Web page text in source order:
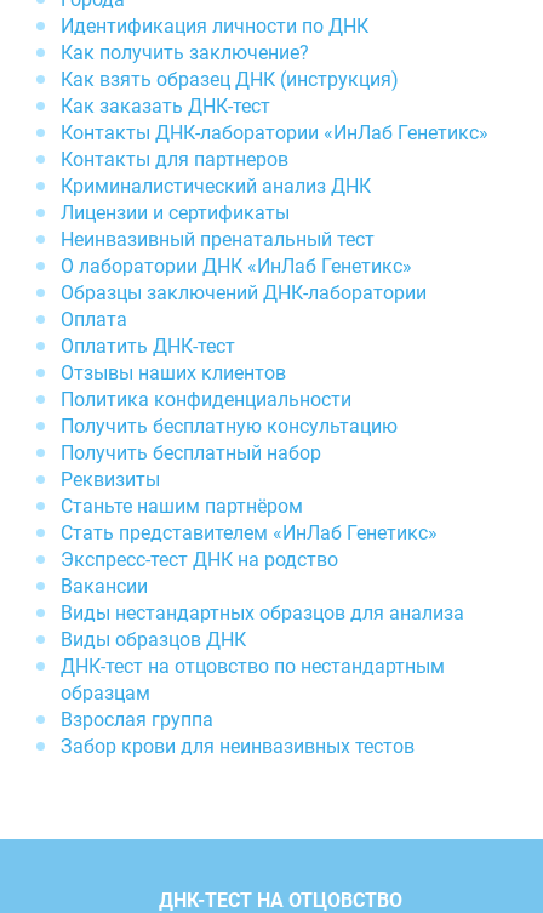
Идентификация личности по ДНК
Как получить заключение?
Как взять образец ДНК (инструкция)
Как заказать ДНК-тест
Контакты ДНК-лаборатории «ИнЛаб Генетикс»
Контакты для партнеров
Криминалистический анализ ДНК
Лицензии и сертификаты
Неинвазивный пренатальный тест
О лаборатории ДНК «ИнЛаб Генетикс»
Образцы заключений ДНК-лаборатории
Оплата
Оплатить ДНК-тест
Отзывы наших клиентов
Политика конфиденциальности
Получить бесплатную консультацию
Получить бесплатный набор
Реквизиты
Станьте нашим партнёром
Стать представителем «ИнЛаб Генетикс»
Экспресс-тест ДНК на родство
Вакансии
Виды нестандартных образцов для анализа
Виды образцов ДНК
ДНК-тест на отцовство по нестандартным
образцам
Взрослая группа
Забор крови для неинвазивных тестов
ДНК-ТЕСТ НА ОТЦОВСТВО